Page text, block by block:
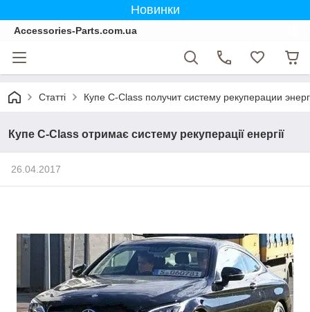
Новинки
Accessories-Parts.com.ua
Статті Купе C-Class получит систему рекуперации
Купе C-Class отримає систему рекуперації енергії
26.04.2017